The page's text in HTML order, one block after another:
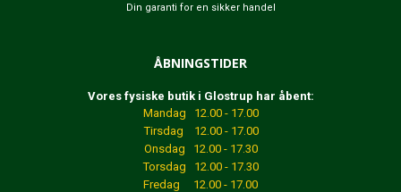
Din garanti for en sikker handel
ÅBNINGSTIDER
Vores fysiske butik i Glostrup har åbent:
Mandag 12.00 - 17.00
Tirsdag 12.00 - 17.00
Onsdag 12.00 - 17.30
Torsdag 12.00 - 17.30
Fredag 12.00 - 17.00